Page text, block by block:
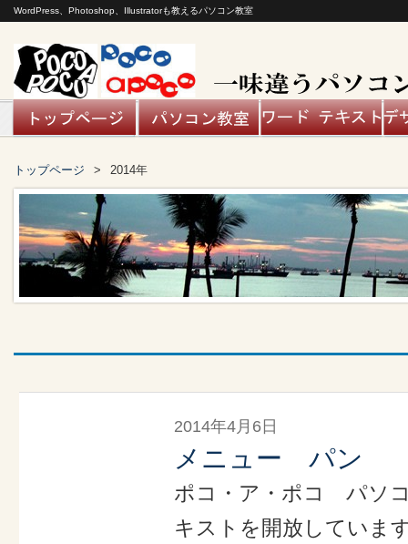
WordPress、Photoshop、Illustratorも教えるパソコン教室
トップページ 2014年
2014年4月6日
メニュー パン
ポコ・ア・ポコ パソ
キストを開放していま